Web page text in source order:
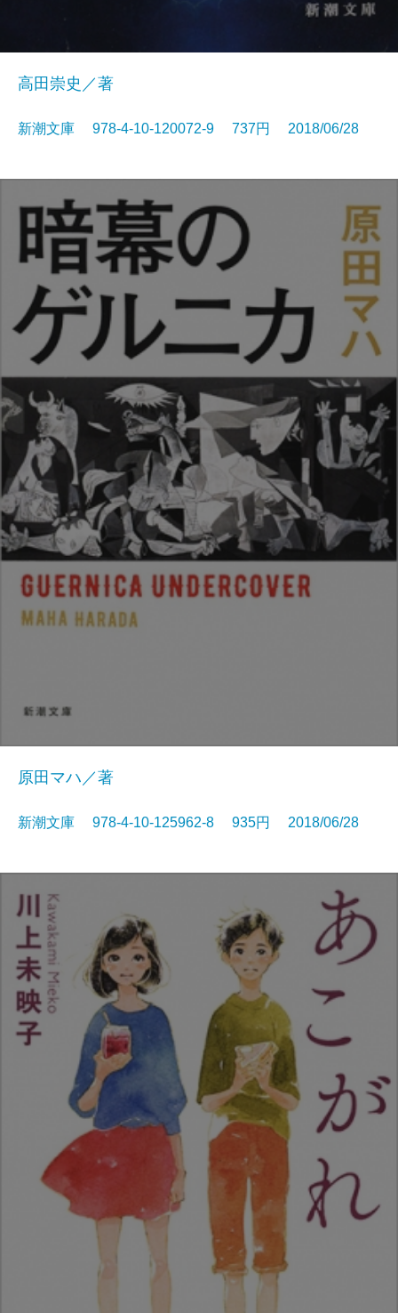
高田崇史／著
新潮文庫 978-4-10-120072-9 737円 2018/06/28
原田マハ／著
新潮文庫 978-4-10-125962-8 935円 2018/06/28